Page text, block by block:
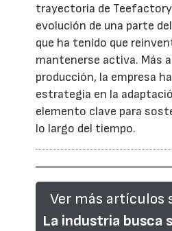
trayectoria de
evolución de una parte
que ha tenido que
mantenerse activa. Más
producción, la empresa
estrategia en la
elemento clave para
lo largo del tiempo.
Ver más artículos
La industria busca